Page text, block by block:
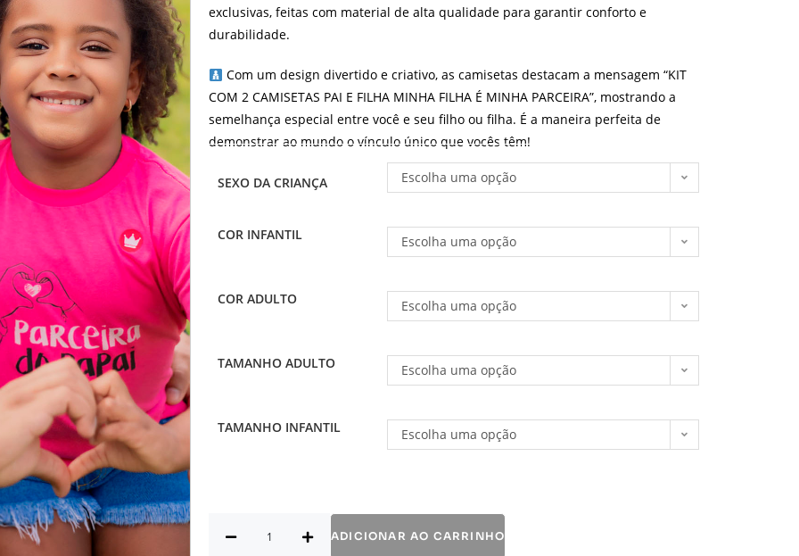
exclusivas, feitas com material de alta qualidade para garantir conforto e
durabilidade.
Com um design divertido e criativo, as camisetas destacam a mensagem “KIT
COM 2 CAMISETAS PAI E FILHA MINHA FILHA É MINHA PARCEIRA”, mostrando a
semelhança especial entre você e seu filho ou filha. É a maneira perfeita de
demonstrar ao mundo o vínculo único que vocês têm!
SEXO DA CRIANÇA Escolha uma opção
COR INFANTIL Escolha uma opção
COR ADULTO Escolha uma opção
TAMANHO ADULTO Escolha uma opção
TAMANHO INFANTIL Escolha uma opção
ADICIONAR AO CARRINHO